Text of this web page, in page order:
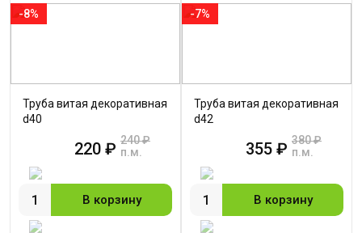
-8%
Труба витая декоративная
d40
220 ₽ п.м.
240 ₽
В корзину
-7%
Труба витая декоративная
d42
355 ₽ п.м.
380 ₽
В корзину